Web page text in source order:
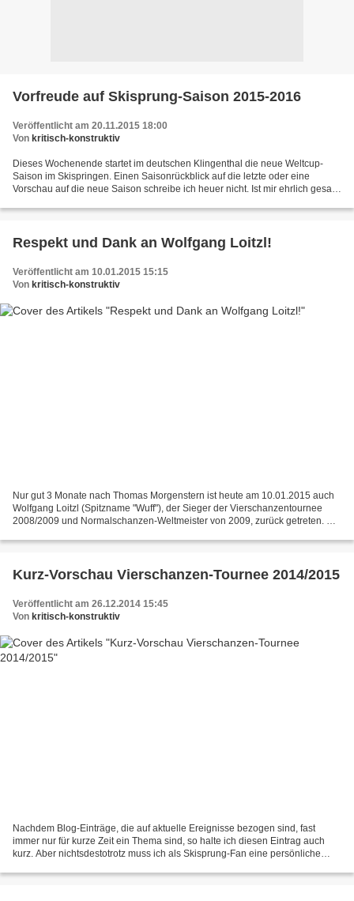
Vorfreude auf Skisprung-Saison 2015-2016
Veröffentlicht am 20.11.2015 18:00
Von kritisch-konstruktiv
Dieses Wochenende startet im deutschen Klingenthal die neue Weltcup-
Saison im Skispringen. Einen Saisonrückblick auf die letzte oder eine
Vorschau auf die neue Saison schreibe ich heuer nicht. Ist mir ehrlich gesagt
Respekt und Dank an Wolfgang Loitzl!
Veröffentlicht am 10.01.2015 15:15
Von kritisch-konstruktiv
Nur gut 3 Monate nach Thomas Morgenstern ist heute am 10.01.2015 auch
Wolfgang Loitzl (Spitzname "Wuff"), der Sieger der Vierschanzentournee
2008/2009 und Normalschanzen-Weltmeister von 2009, zurück getreten. Die
Kurz-Vorschau Vierschanzen-Tournee 2014/2015
Veröffentlicht am 26.12.2014 15:45
Von kritisch-konstruktiv
Nachdem Blog-Einträge, die auf aktuelle Ereignisse bezogen sind, fast
immer nur für kurze Zeit ein Thema sind, so halte ich diesen Eintrag auch
kurz. Aber nichtsdestotrotz muss ich als Skisprung-Fan eine persönliche